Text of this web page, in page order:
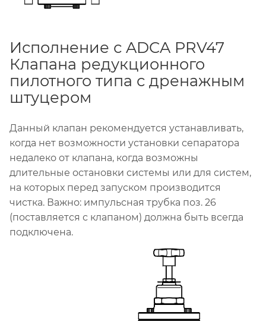
Исполнение с ADCA PRV47
Клапана редукционного
пилотного типа с дренажным
штуцером
Данный клапан рекомендуется устанавливать,
когда нет возможности установки сепаратора
недалеко от клапана, когда возможны
длительные остановки системы или для систем,
на которых перед запуском производится
чистка. Важно: импульсная трубка поз. 26
(поставляется с клапаном) должна быть всегда
подключена.